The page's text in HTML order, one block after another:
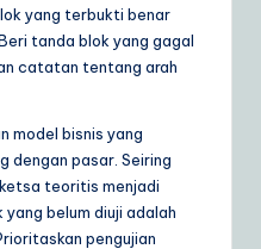
yang terbukti benar
tanda blok yang gagal
catatan tentang arah
model bisnis yang
dengan pasar. Seiring
teoritis menjadi
belum diuji adalah
pengujian